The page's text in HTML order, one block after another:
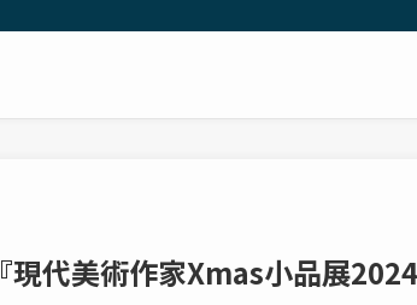
『現代美術作家Xmas小品展